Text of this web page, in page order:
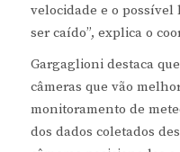
velocidade e o possível
ser caído”, explica o
Gargaglioni destaca
câmeras que vão
monitoramento de
dos dados coletados